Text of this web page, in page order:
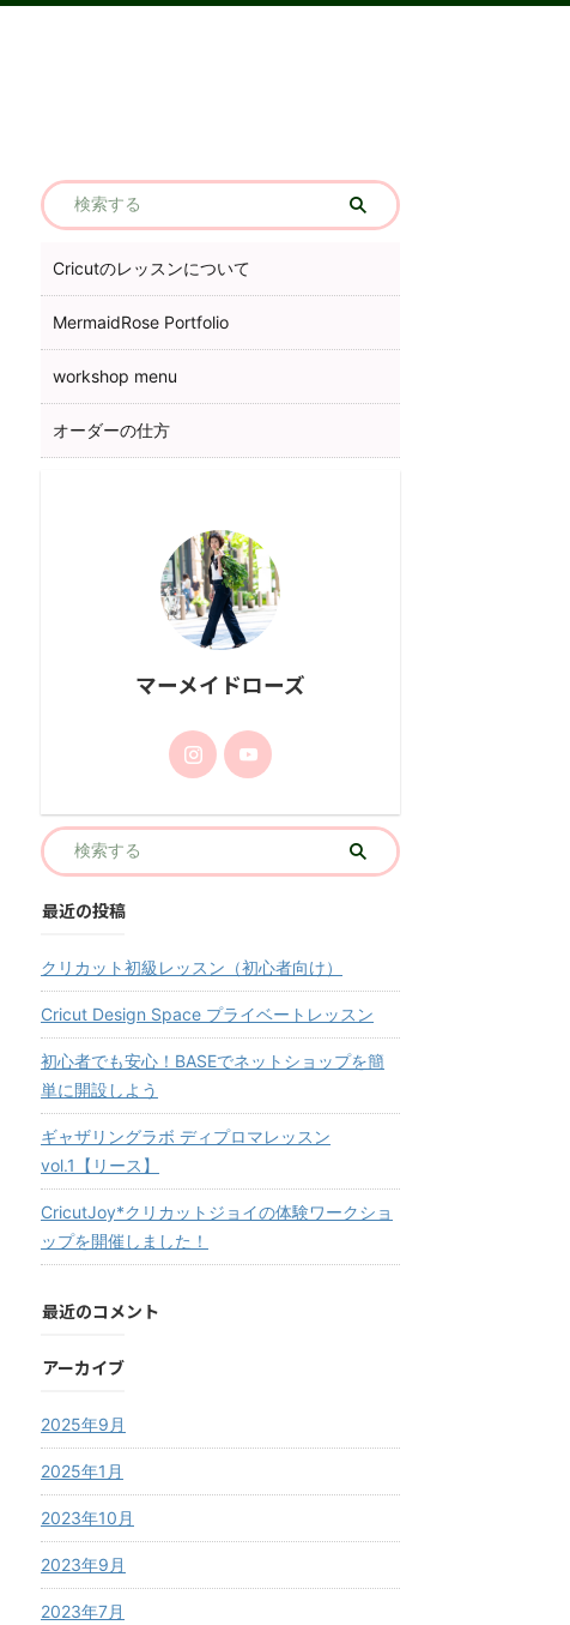
Cricutのレッスンについて
MermaidRose Portfolio
workshop menu
オーダーの仕方
マーメイドローズ
最近の投稿
クリカット初級レッスン（初心者向け）
Cricut Design Space プライベートレッスン
初心者でも安心！BASEでネットショップを簡
単に開設しよう
ギャザリングラボ ディプロマレッスン
vol.1【リース】
CricutJoy*クリカットジョイの体験ワークショ
ップを開催しました！
最近のコメント
アーカイブ
2025年9月
2025年1月
2023年10月
2023年9月
2023年7月